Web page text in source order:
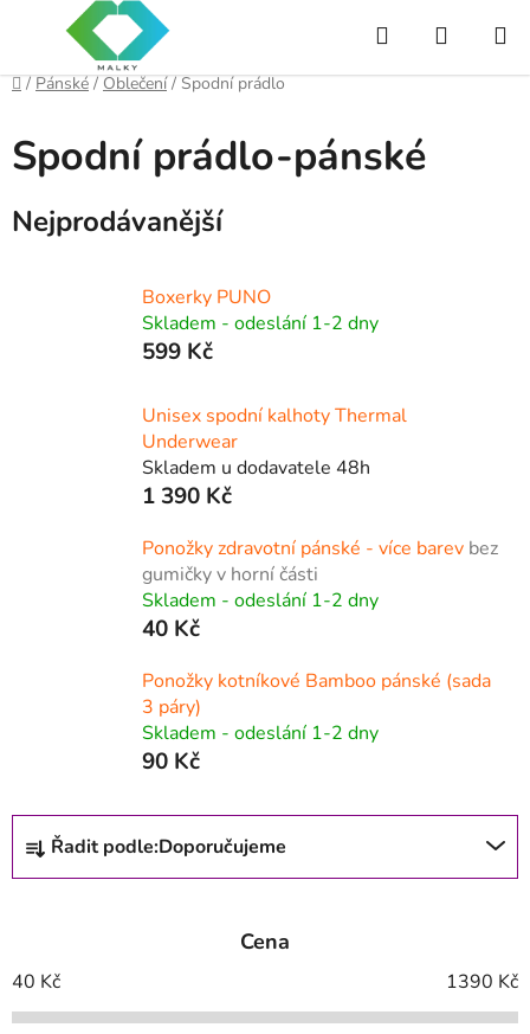
Hledat
KOŠÍK
Domů
/ Pánské / Oblečení / Spodní prádlo
Spodní prádlo-pánské
Nejprodávanější
Boxerky PUNO
Skladem - odeslání 1-2 dny
599 Kč
Unisex spodní kalhoty Thermal
Underwear
Skladem u dodavatele 48h
1 390 Kč
Ponožky zdravotní pánské - více barev bez
gumičky v horní části
Skladem - odeslání 1-2 dny
40 Kč
Ponožky kotníkové Bamboo pánské (sada
3 páry)
Skladem - odeslání 1-2 dny
90 Kč
Ř
z
í
p
Řadit podle:Doporučujeme
Cena
40 Kč 1390 Kč